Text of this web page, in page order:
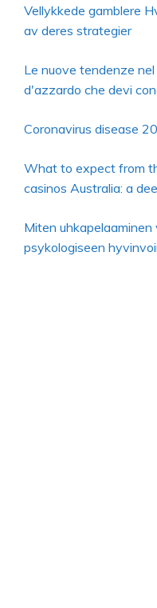
Vellykkede gamblere
av deres strategier
Le nuove tendenze nel
d'azzardo che devi
Coronavirus disease
What to expect from
casinos Australia: a
Miten
psykologiseen